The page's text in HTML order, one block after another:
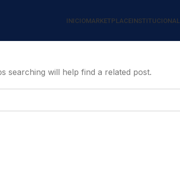
INICIOMARKETPLACEINSTITUCIONAL
searching will help find a related post.